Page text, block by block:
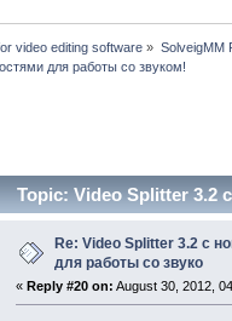
video editing software » SolveigMM
для работы со звуком!
Topic: Video Splitter
Re: Video Splitter 3.2 c
для работы со звуко
« Reply #20 on: August 30, 2012,